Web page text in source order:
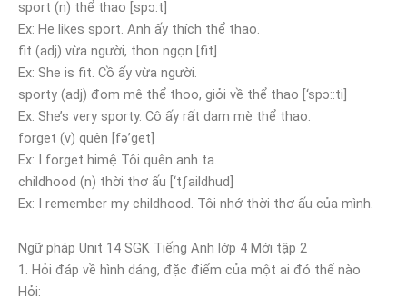
sport (n) thể thao [spɔ:t]
Ex: He likes sport. Anh ấy thích thể thao.
fit (adj) vừa người, thon ngọn [fit]
Ex: She is fit. Cồ ấy vừa người.
sporty (adj) đom mê thể thoo, giỏi về thể thao [‘spɔ::ti]
Ex: She’s very sporty. Cô ấy rất dam mè thể thao.
forget (v) quên [fə’get]
Ex: I forget himệ Tôi quên anh ta.
childhood (n) thời thơ ấu [‘tʃaildhud]
Ex: I remember my childhood. Tôi nhớ thời thơ ấu của mình.
Ngữ pháp Unit 14 SGK Tiếng Anh lớp 4 Mới tập 2
1. Hỏi đáp về hình dáng, đặc điểm của một ai đó thế nào
Hỏi: